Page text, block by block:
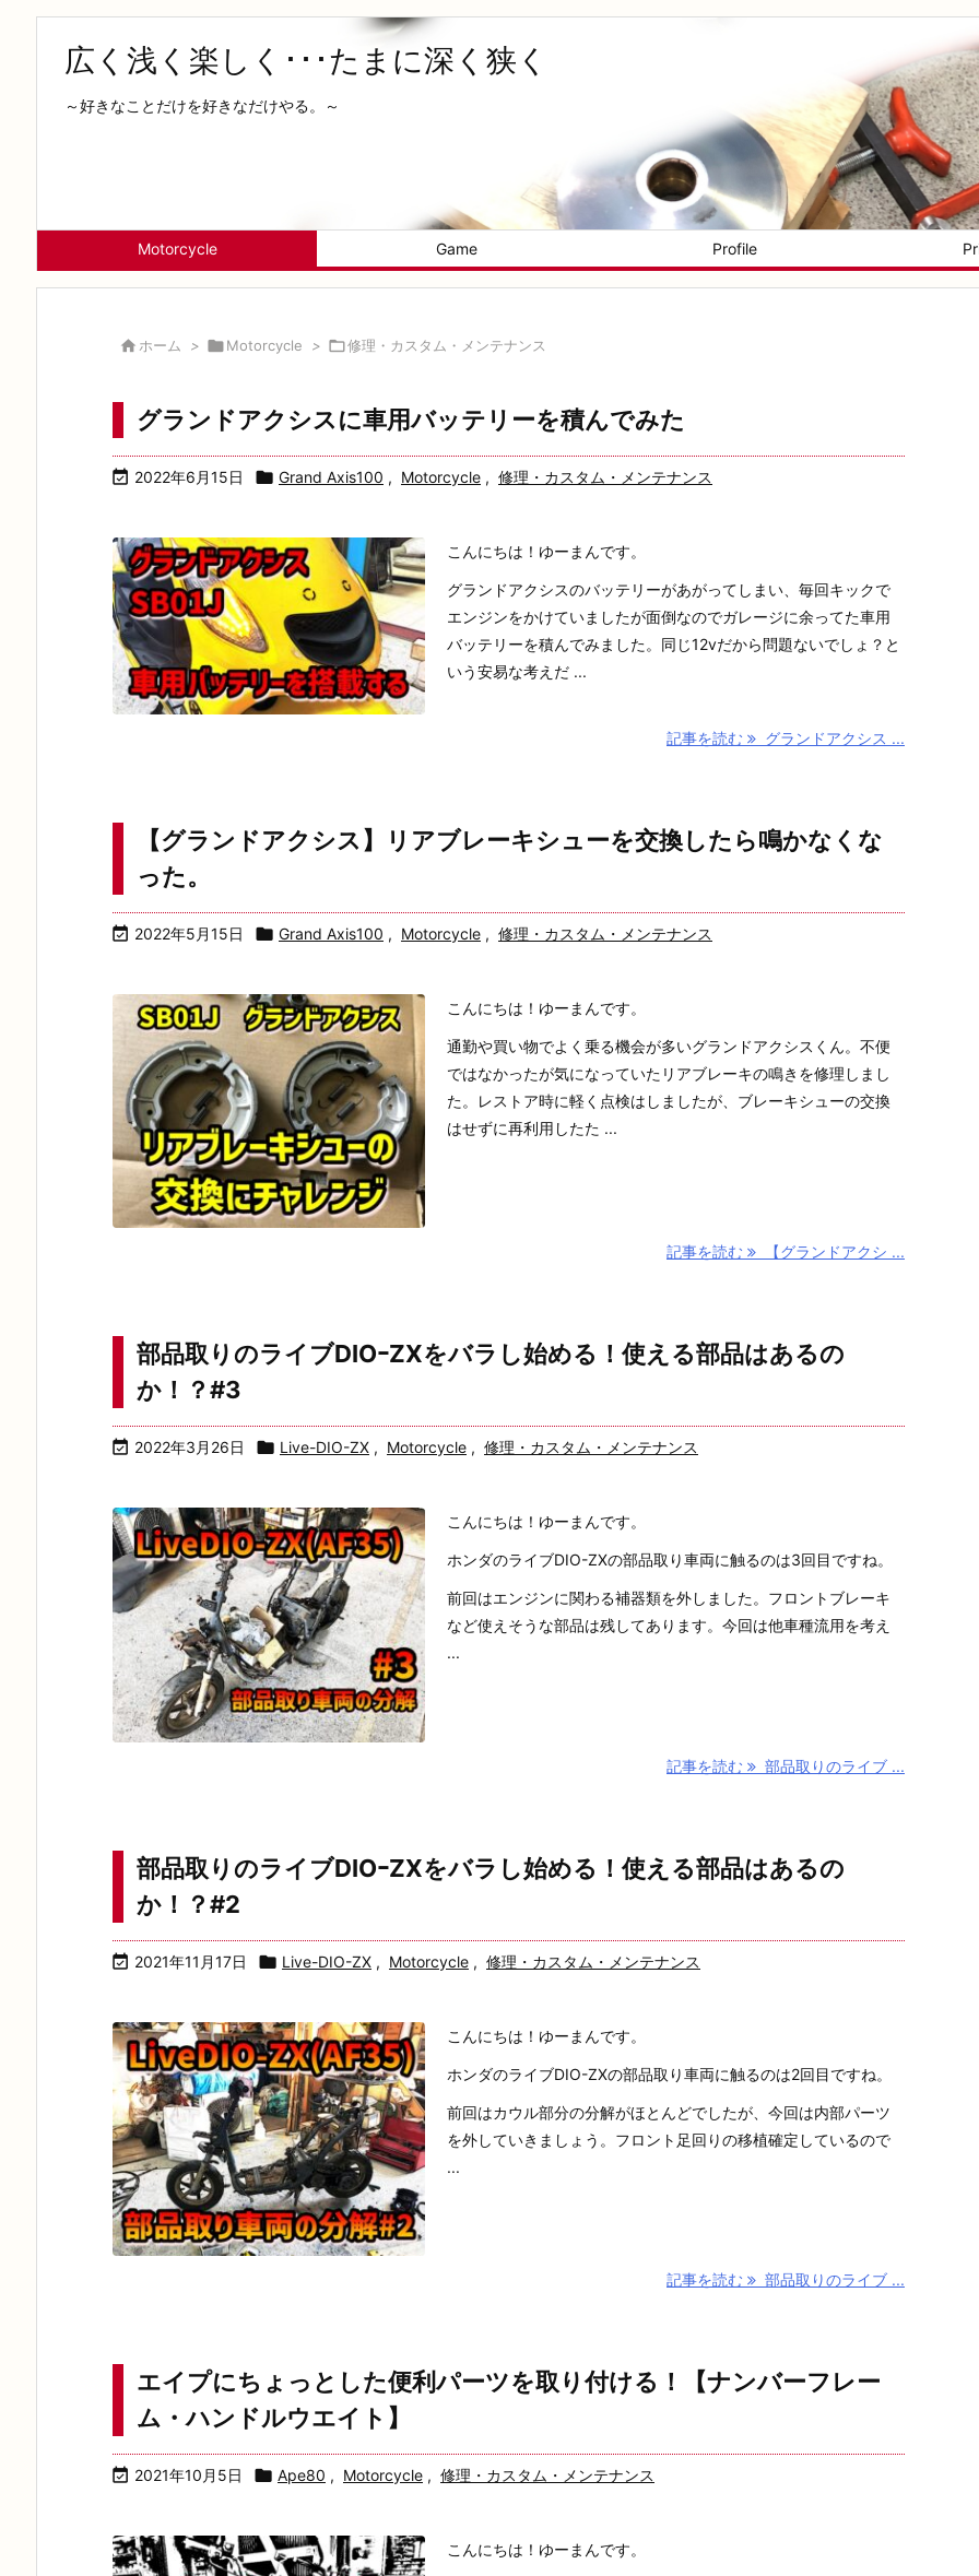
広く浅く楽しく･･･たまに深く狭く
～好きなことだけを好きなだけやる。～
Motorcycle Game Profile
ホーム > Motorcycle > 修理・カスタム・メンテナンス
グランドアクシスに車用バッテリーを積んでみた
 2022年6月15日  Grand Axis100 , Motorcycle , 修理・カスタム・メンテナンス
こんにちは！ゆーまんです。
グランドアクシスのバッテリーがあがってしまい、毎回キックで
エンジンをかけていましたが面倒なのでガレージに余ってた車用
バッテリーを積んでみました。同じ12vだから問題ないでしょ？と
いう安易な考えだ ...
記事を読む グランドアクシス ...
【グランドアクシス】リアブレーキシューを交換したら鳴かなくな
った。
 2022年5月15日  Grand Axis100 , Motorcycle , 修理・カスタム・メンテナンス
こんにちは！ゆーまんです。
通勤や買い物でよく乗る機会が多いグランドアクシスくん。不便
ではなかったが気になっていたリアブレーキの鳴きを修理しまし
た。レストア時に軽く点検はしましたが、ブレーキシューの交換
はせずに再利用したた ...
記事を読む 【グランドアクシ ...
部品取りのライブDIOｰZXをバラし始める！使える部品はあるの
か！？#3
 2022年3月26日  Live-DIO-ZX , Motorcycle , 修理・カスタム・メンテナンス
こんにちは！ゆーまんです。
ホンダのライブDIO-ZXの部品取り車両に触るのは3回目ですね。
前回はエンジンに関わる補器類を外しました。フロントブレーキ
など使えそうな部品は残してあります。今回は他車種流用を考え
...
記事を読む 部品取りのライブ ...
部品取りのライブDIOｰZXをバラし始める！使える部品はあるの
か！？#2
 2021年11月17日  Live-DIO-ZX , Motorcycle , 修理・カスタム・メンテナンス
こんにちは！ゆーまんです。
ホンダのライブDIO-ZXの部品取り車両に触るのは2回目ですね。
前回はカウル部分の分解がほとんどでしたが、今回は内部パーツ
を外していきましょう。フロント足回りの移植確定しているので
...
記事を読む 部品取りのライブ ...
エイプにちょっとした便利パーツを取り付ける！【ナンバーフレー
ム・ハンドルウエイト】
 2021年10月5日  Ape80 , Motorcycle , 修理・カスタム・メンテナンス
こんにちは！ゆーまんです。